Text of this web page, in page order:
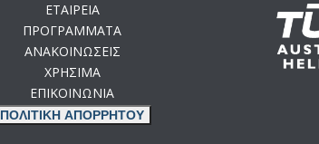
ΕΤΑΙΡΕΙΑ
ΠΡΟΓΡΑΜΜΑΤΑ
ΑΝΑΚΟΙΝΩΣΕΙΣ
ΧΡΗΣΙΜΑ
ΕΠΙΚΟΙΝΩΝΙΑ
ΠΟΛΙΤΙΚΗ ΑΠΟΡΡΗΤΟΥ